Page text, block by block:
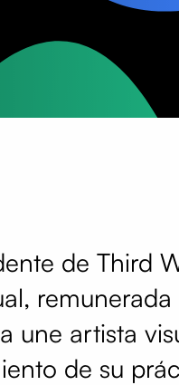
de Third
remunerada
une artista
de su